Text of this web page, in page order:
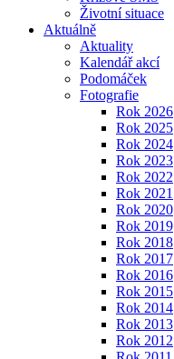
Životní situace
Aktuálně
Aktuality
Kalendář akcí
Podomáček
Fotografie
Rok 2026
Rok 2025
Rok 2024
Rok 2023
Rok 2022
Rok 2021
Rok 2020
Rok 2019
Rok 2018
Rok 2017
Rok 2016
Rok 2015
Rok 2014
Rok 2013
Rok 2012